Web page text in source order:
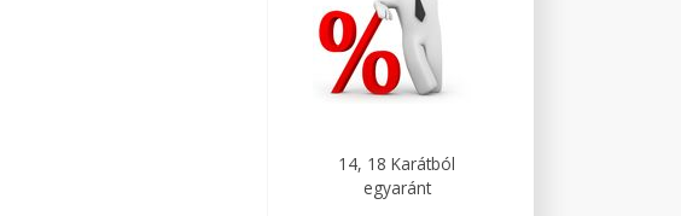
14, 18 Karátból
egyaránt